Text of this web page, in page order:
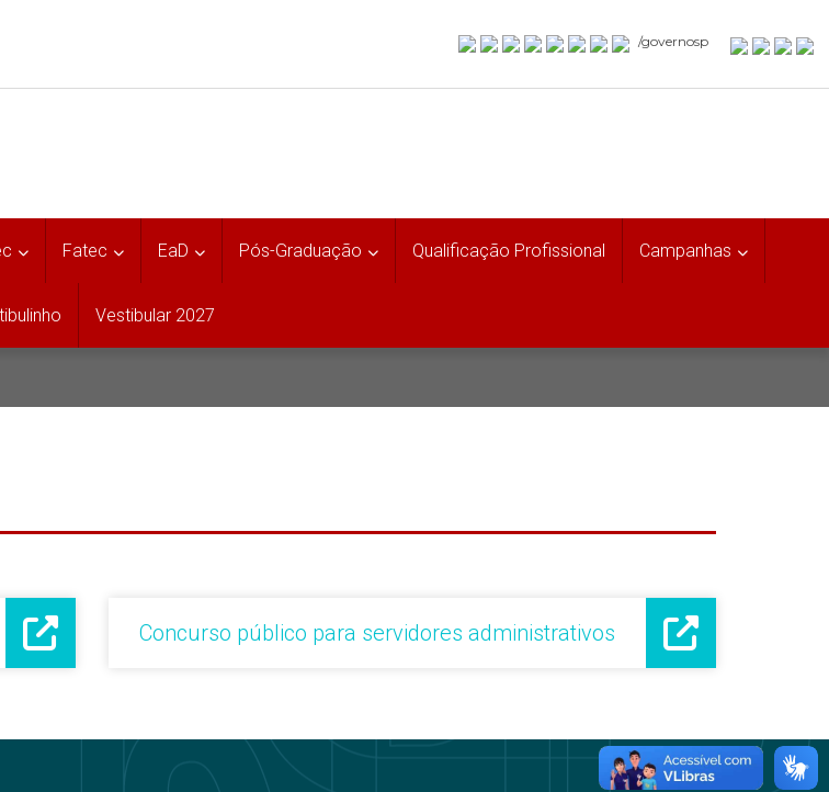
/governosp
Fatec EaD Pós-Graduação Qualificação Profissional Campanhas
Vestibular 2027
Concurso público para servidores administrativos